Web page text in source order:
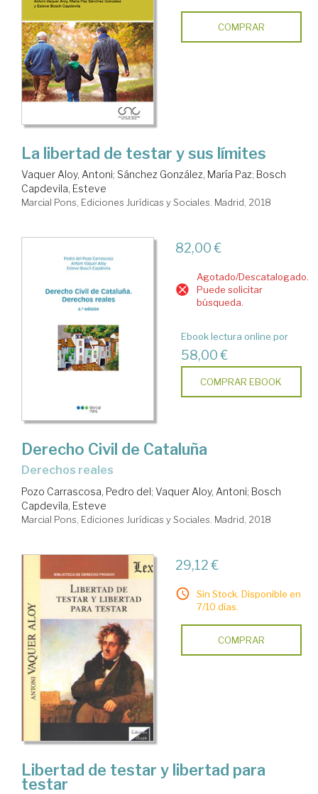
COMPRAR
La libertad de testar y sus límites
Vaquer Aloy, Antoni; Sánchez González, María Paz; Bosch
Capdevila, Esteve
Marcial Pons, Ediciones Jurídicas y Sociales. Madrid, 2018
82,00 €
Agotado/Descatalogado.
Puede solicitar
búsqueda.
Ebook lectura online por
58,00 €
COMPRAR EBOOK
Derecho Civil de Cataluña
Derechos reales
Pozo Carrascosa, Pedro del ; Vaquer Aloy, Antoni; Bosch
Capdevila, Esteve
Marcial Pons, Ediciones Jurídicas y Sociales. Madrid, 2018
29,12 €
Sin Stock. Disponible en
7/10 días.
COMPRAR
Libertad de testar y libertad para
testar